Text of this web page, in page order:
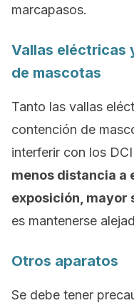
marcapasos.
Vallas eléctricas
de mascotas
Tanto las vallas
contención de
interferir con los
menos distancia a
exposición, mayor
es mantenerse
Otros aparatos
Se debe tener